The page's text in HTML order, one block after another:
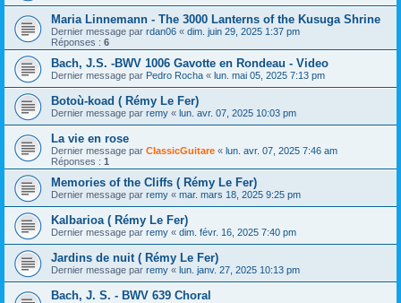
Maria Linnemann - The 3000 Lanterns of the Kusuga Shrine
Dernier message par rdan06 « dim. juin 29, 2025 1:37 pm
Réponses : 6
Bach, J.S. -BWV 1006 Gavotte en Rondeau - Video
Dernier message par Pedro Rocha « lun. mai 05, 2025 7:13 pm
Botoù-koad ( Rémy Le Fer)
Dernier message par remy « lun. avr. 07, 2025 10:03 pm
La vie en rose
Dernier message par ClassicGuitare « lun. avr. 07, 2025 7:46 am
Réponses : 1
Memories of the Cliffs ( Rémy Le Fer)
Dernier message par remy « mar. mars 18, 2025 9:25 pm
Kalbarioa ( Rémy Le Fer)
Dernier message par remy « dim. févr. 16, 2025 7:40 pm
Jardins de nuit ( Rémy Le Fer)
Dernier message par remy « lun. janv. 27, 2025 10:13 pm
Bach, J. S. - BWV 639 Choral